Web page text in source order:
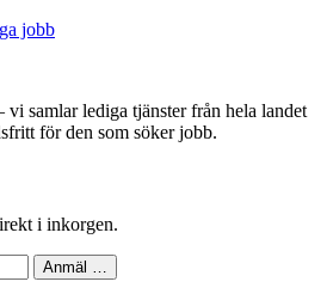
jobb
samlar lediga tjänster från hela landet
för den som söker jobb.
i inkorgen.
Anmäl …